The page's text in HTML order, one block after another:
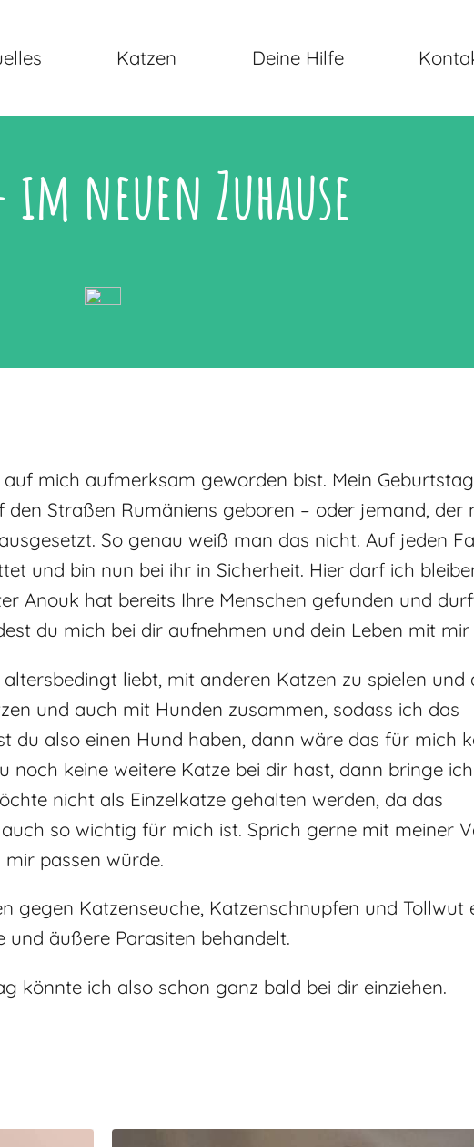
Katzen Deine Hilfe
neuen Zuhause
auf mich aufmerksam geworden bist. Mein
Straßen Rumäniens geboren – oder jemand, der
So genau weiß man das nicht. Auf jeden
und bin nun bei ihr in Sicherheit. Hier darf ich
Anouk hat bereits Ihre Menschen gefunden und
du mich bei dir aufnehmen und dein Leben mit mir
liebt, mit anderen Katzen zu spielen und
und auch mit Hunden zusammen, sodass ich das
du also einen Hund haben, dann wäre das für mich
keine weitere Katze bei dir hast, dann bringe
nicht als Einzelkatze gehalten werden, da das
so wichtig für mich ist. Sprich gerne mit meiner
passen würde.
gegen Katzenseuche, Katzenschnupfen und Tollwut
äußere Parasiten behandelt.
könnte ich also schon ganz bald bei dir einziehen.